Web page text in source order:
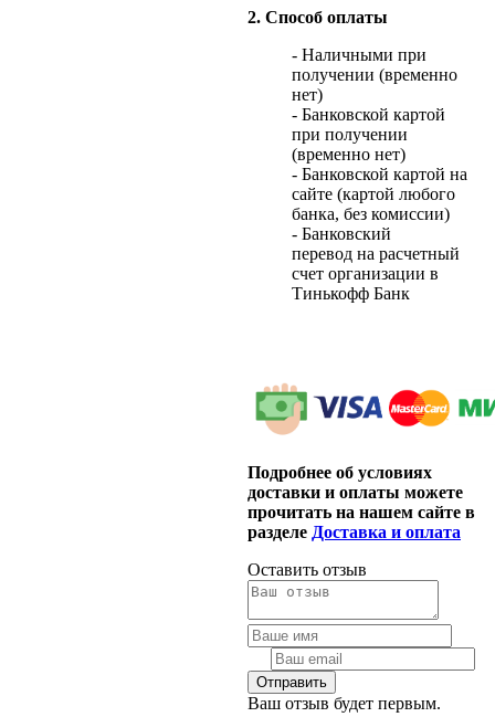
2. Способ оплаты
- Наличными при
получении (временно
нет)
- Банковской картой
при получении
(временно нет)
- Банковской картой на
сайте (картой любого
банка, без комиссии)
- Банковский
перевод на расчетный
счет организации в
Тинькофф Банк
Подробнее об условиях
доставки и оплаты можете
прочитать на нашем сайте в
разделе Доставка и оплата
Оставить отзыв
Ваш отзыв будет первым.